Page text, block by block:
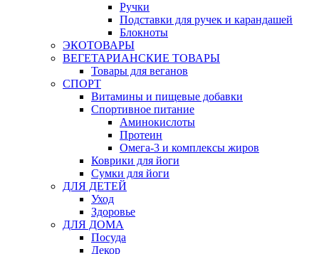
Ручки
Подставки для ручек и карандашей
Блокноты
ЭКОТОВАРЫ
ВЕГЕТАРИАНСКИЕ ТОВАРЫ
Товары для веганов
СПОРТ
Витамины и пищевые добавки
Спортивное питание
Аминокислоты
Протеин
Омега-3 и комплексы жиров
Коврики для йоги
Сумки для йоги
ДЛЯ ДЕТЕЙ
Уход
Здоровье
ДЛЯ ДОМА
Посуда
Декор